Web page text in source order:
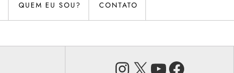
QUEM EU SOU? CONTATO
Instagram
X Youtube